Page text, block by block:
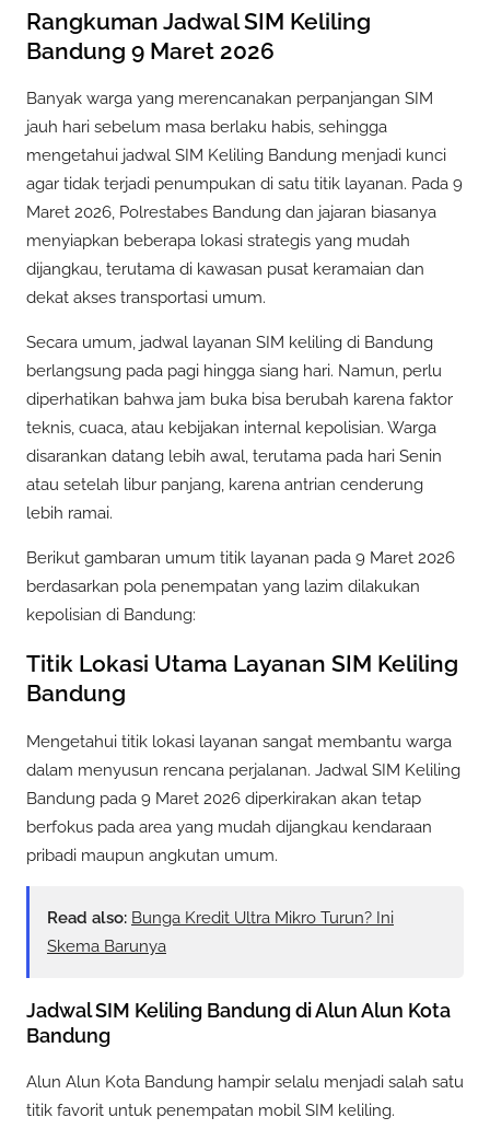
Rangkuman Jadwal SIM Keliling
Bandung 9 Maret 2026
Banyak warga yang merencanakan perpanjangan SIM
jauh hari sebelum masa berlaku habis, sehingga
mengetahui jadwal SIM Keliling Bandung menjadi kunci
agar tidak terjadi penumpukan di satu titik layanan. Pada 9
Maret 2026, Polrestabes Bandung dan jajaran biasanya
menyiapkan beberapa lokasi strategis yang mudah
dijangkau, terutama di kawasan pusat keramaian dan
dekat akses transportasi umum.
Secara umum, jadwal layanan SIM keliling di Bandung
berlangsung pada pagi hingga siang hari. Namun, perlu
diperhatikan bahwa jam buka bisa berubah karena faktor
teknis, cuaca, atau kebijakan internal kepolisian. Warga
disarankan datang lebih awal, terutama pada hari Senin
atau setelah libur panjang, karena antrian cenderung
lebih ramai.
Berikut gambaran umum titik layanan pada 9 Maret 2026
berdasarkan pola penempatan yang lazim dilakukan
kepolisian di Bandung:
Titik Lokasi Utama Layanan SIM Keliling
Bandung
Mengetahui titik lokasi layanan sangat membantu warga
dalam menyusun rencana perjalanan. Jadwal SIM Keliling
Bandung pada 9 Maret 2026 diperkirakan akan tetap
berfokus pada area yang mudah dijangkau kendaraan
pribadi maupun angkutan umum.
Read also: Bunga Kredit Ultra Mikro Turun? Ini
Skema Barunya
Jadwal SIM Keliling Bandung di Alun Alun Kota
Bandung
Alun Alun Kota Bandung hampir selalu menjadi salah satu
titik favorit untuk penempatan mobil SIM keliling.